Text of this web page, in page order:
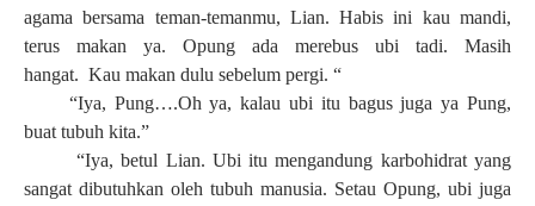
agama bersama teman-temanmu, Lian. Habis ini kau mandi,
terus makan ya. Opung ada merebus ubi tadi. Masih
hangat. Kau makan dulu sebelum pergi. “
“Iya, Pung….Oh ya, kalau ubi itu bagus juga ya Pung,
buat tubuh kita.”
“Iya, betul Lian. Ubi itu mengandung karbohidrat yang
sangat dibutuhkan oleh tubuh manusia. Setau Opung, ubi juga